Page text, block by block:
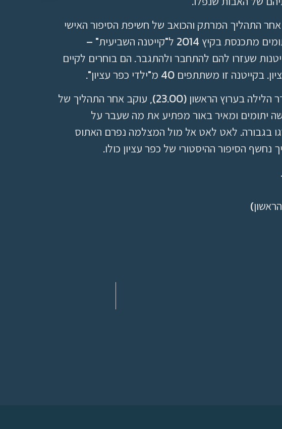
התהליך המרתק והכואב של חשיפת הסיפור האישי
של חמישה יתומים. חבורת היתומים מתכנסת בקיץ 2014 ל"קייטנה השביעית" –
שעזרו להם להתחבר ולהתגבר. הם בוחרים לקיים
משתתפים 40 מ"ילדי כפר עציון".
הסרט "חבורת היתומים" שישודר הלילה בערוץ הראשון (23.00), עוקב אחר התהליך של
יתומים ומאיר באור מפתיע את מה שעבר על
בגבורה. לאט לאט אל מול המצלמה נפרם האתוס
נחשף הסיפור ההיסטורי של כפר עציון כולו.